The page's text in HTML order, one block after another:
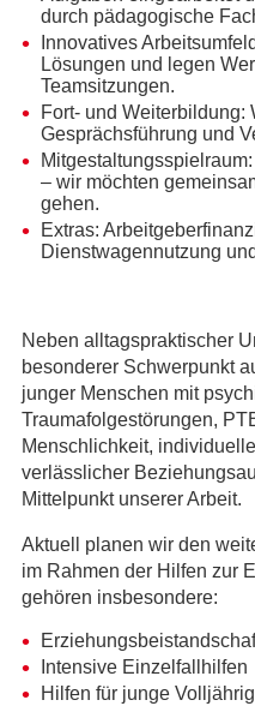
durch pädagogische
Innovatives
Lösungen und legen
Teamsitzungen.
Fort- und Weiterbildung:
Gesprächsführung und
– wir möchten
gehen.
Extras:
Dienstwagennutzung
Neben alltagspraktischer
besonderer Schwerpunkt
junger Menschen mit
Traumafolgestörungen,
Menschlichkeit,
verlässlicher
Mittelpunkt unserer Arbeit.
Aktuell planen wir den
im Rahmen der Hilfen zur
gehören insbesondere:
Intensive Einzelfallhilfen
Hilfen für junge